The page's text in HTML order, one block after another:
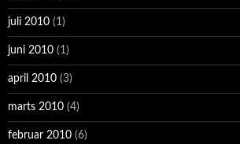
juli 2010 (1)
juni 2010 (1)
april 2010 (3)
marts 2010 (4)
februar 2010 (6)